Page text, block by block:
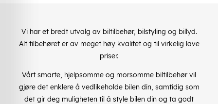
Vi har et bredt utvalg av biltilbehør, bilstyling og billyd.
Alt tilbehøret er av meget høy kvalitet og til virkelig lave
priser.
Vårt smarte, hjelpsomme og morsomme biltilbehør vil
gjøre det enklere å vedlikeholde bilen din, samtidig som
det gir deg muligheten til å style bilen din og ta godt